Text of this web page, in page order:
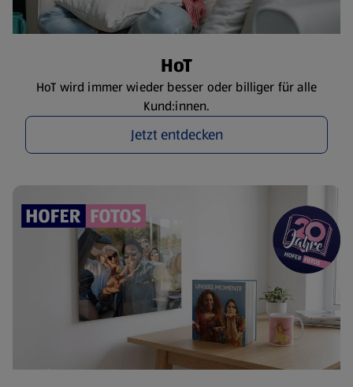
HoT
HoT wird immer wieder besser oder billiger für alle
Kund:innen.
Jetzt entdecken